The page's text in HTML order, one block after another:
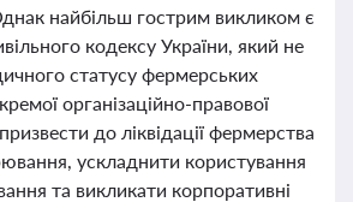
найбільш гострим викликом є
кодексу України, який не
статусу фермерських
організаційно-правової
до ліквідації фермерства
ускладнити користування
та викликати корпоративні